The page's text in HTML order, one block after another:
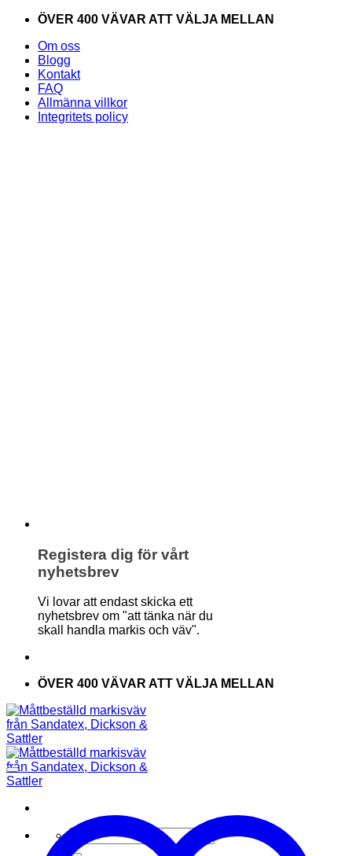
Skip
content
ÖVER 400 VÄVAR ATT VÄLJA MELLAN
Om oss
Blogg
Kontakt
FAQ
Allmänna villkor
Integritets policy
Registera dig för vårt
nyhetsbrev
Vi lovar att endast skicka ett
nyhetsbrev om "att tänka när du
skall handla markis och väv".
ÖVER 400 VÄVAR ATT VÄLJA MELLAN
Sök
efter: